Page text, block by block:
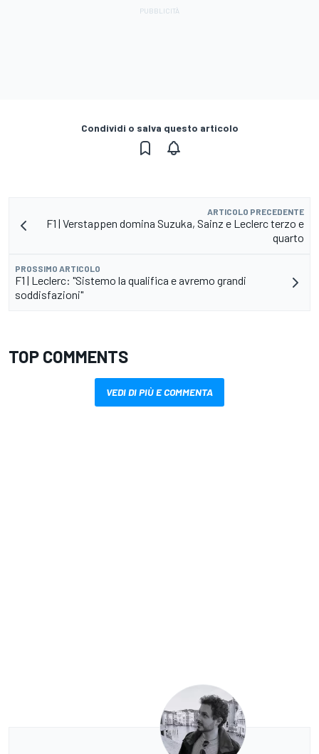
Condividi o salva questo articolo
ARTICOLO PRECEDENTE
F1 | Verstappen domina Suzuka, Sainz e Leclerc terzo e
quarto
PROSSIMO ARTICOLO
F1 | Leclerc: "Sistemo la qualifica e avremo grandi
soddisfazioni"
TOP COMMENTS
VEDI DI PIÙ E COMMENTA